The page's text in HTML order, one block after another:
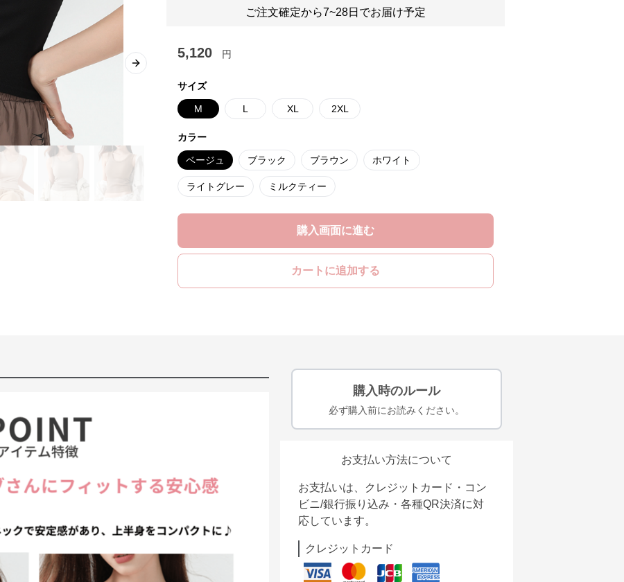
Next slide
ご注文確定から7~28日でお届け予定
5,120 円
サイズ
M L XL 2XL
カラー
ベージュ ブラック ブラウン ホワイト
ライトグレー ミルクティー
購入画面に進む
カートに追加する
購入時のルール
必ず購入前にお読みください。
お支払い方法について
お支払いは、クレジットカード・コン
ビニ/銀行振り込み・各種QR決済に対
応しています。
クレジットカード